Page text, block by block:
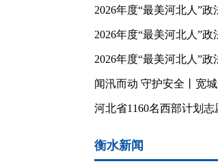
2026年度“最美河北人”政
2026年度“最美河北人”政
2026年度“最美河北人”政
闻汛而动 守护安全丨宽
河北省1160名西部计划
衡水新闻